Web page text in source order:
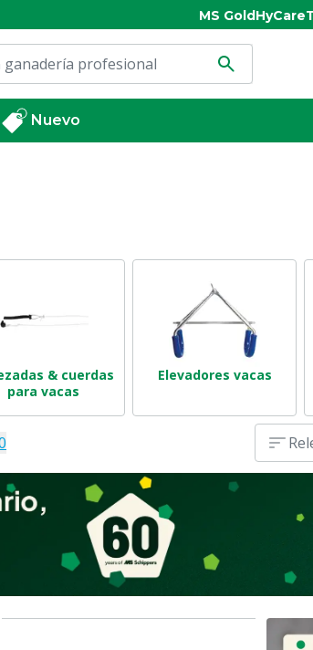
MS GoldHyCare
Nuevo
& cuerdas
para vacas
Elevadores vacas